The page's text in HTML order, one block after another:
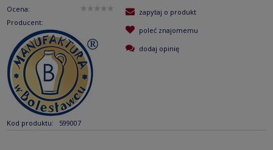
Ocena:
Producent:
Kod produktu: 599007
zapytaj o produkt
poleć znajomemu
dodaj opinię